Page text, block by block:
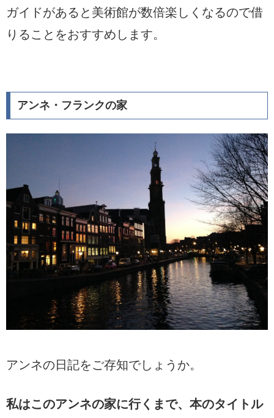
ガイドがあると美術館が数倍楽しくなるので借
りることをおすすめします。
アンネ・フランクの家
アンネの日記をご存知でしょうか。
私はこのアンネの家に行くまで、本のタイトル